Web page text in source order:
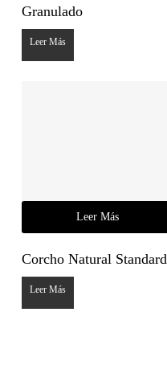
Granulado
Leer Más
Leer Más
Corcho Natural Standard
Leer Más